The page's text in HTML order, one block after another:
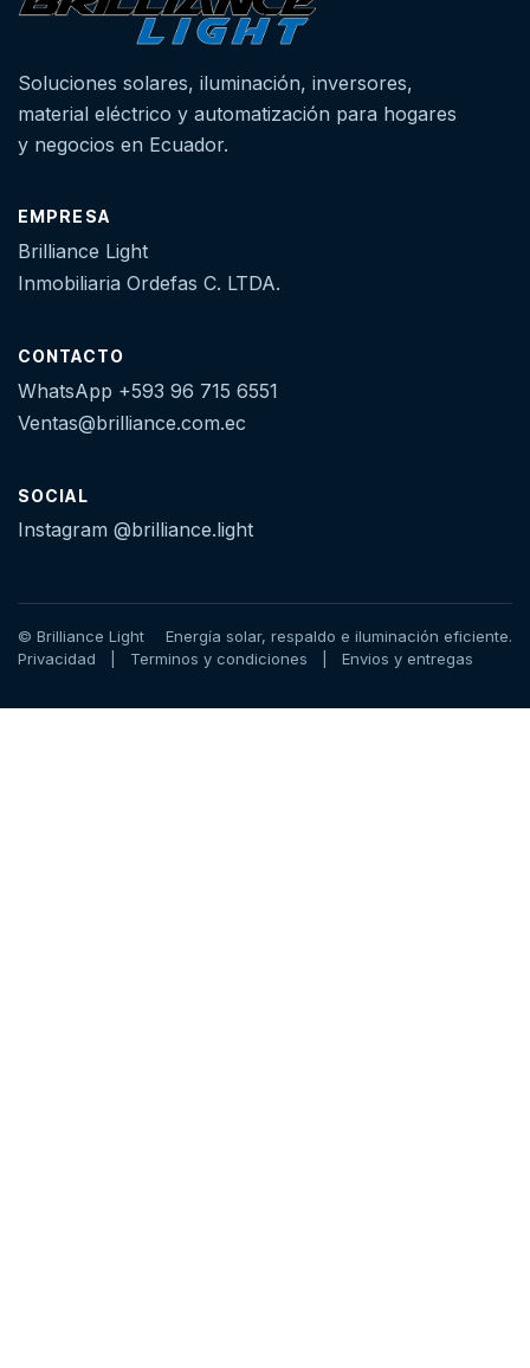
Soluciones solares, iluminación, inversores,
material eléctrico y automatización para hogares
y negocios en Ecuador.
EMPRESA
Brilliance Light
Inmobiliaria Ordefas C. LTDA.
CONTACTO
WhatsApp +593 96 715 6551
Ventas@brilliance.com.ec
SOCIAL
Instagram @brilliance.light
© Brilliance Light
Energía solar, respaldo e iluminación eficiente.
Privacidad
Terminos y condiciones Envios y entregas